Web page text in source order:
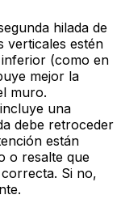
hilada de
verticales estén
(como en
mejor la
muro.
una
debe retroceder
están
o resalte que
Si no,